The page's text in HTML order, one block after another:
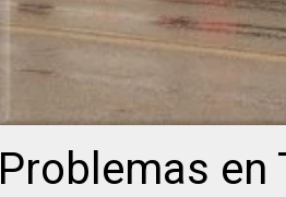
Problemas en